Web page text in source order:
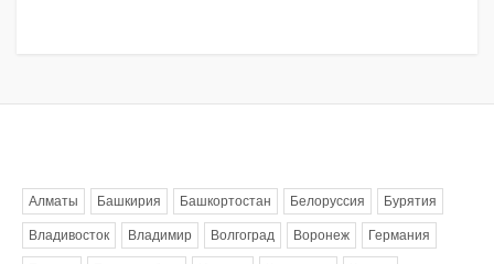
Алматы Башкирия Башкортостан Белоруссия Бурятия
Владивосток Владимир Волгоград Воронеж Германия